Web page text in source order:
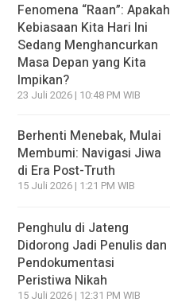
Fenomena “Raan”: Apakah
Kebiasaan Kita Hari Ini
Sedang Menghancurkan
Masa Depan yang Kita
Impikan?
23 Juli 2026 | 10:48 PM WIB
Berhenti Menebak, Mulai
Membumi: Navigasi Jiwa
di Era Post-Truth
15 Juli 2026 | 1:21 PM WIB
Penghulu di Jateng
Didorong Jadi Penulis dan
Pendokumentasi
Peristiwa Nikah
15 Juli 2026 | 12:31 PM WIB